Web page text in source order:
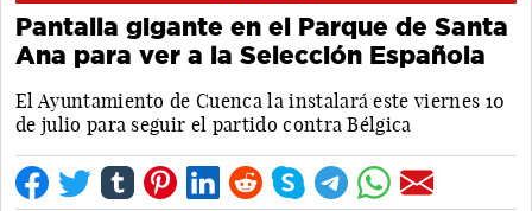
Pantalla gigante en el Parque de Santa
Ana para ver a la Selección Española
El Ayuntamiento de Cuenca la instalará este viernes 10
de julio para seguir el partido contra Bélgica